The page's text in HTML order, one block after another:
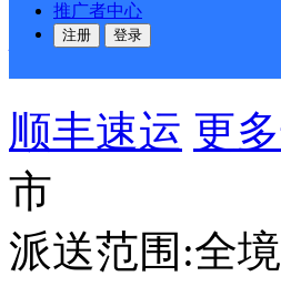
推广者中心
注册 登录
便利店悦民
顺丰速运 更
市
派送范围:全境